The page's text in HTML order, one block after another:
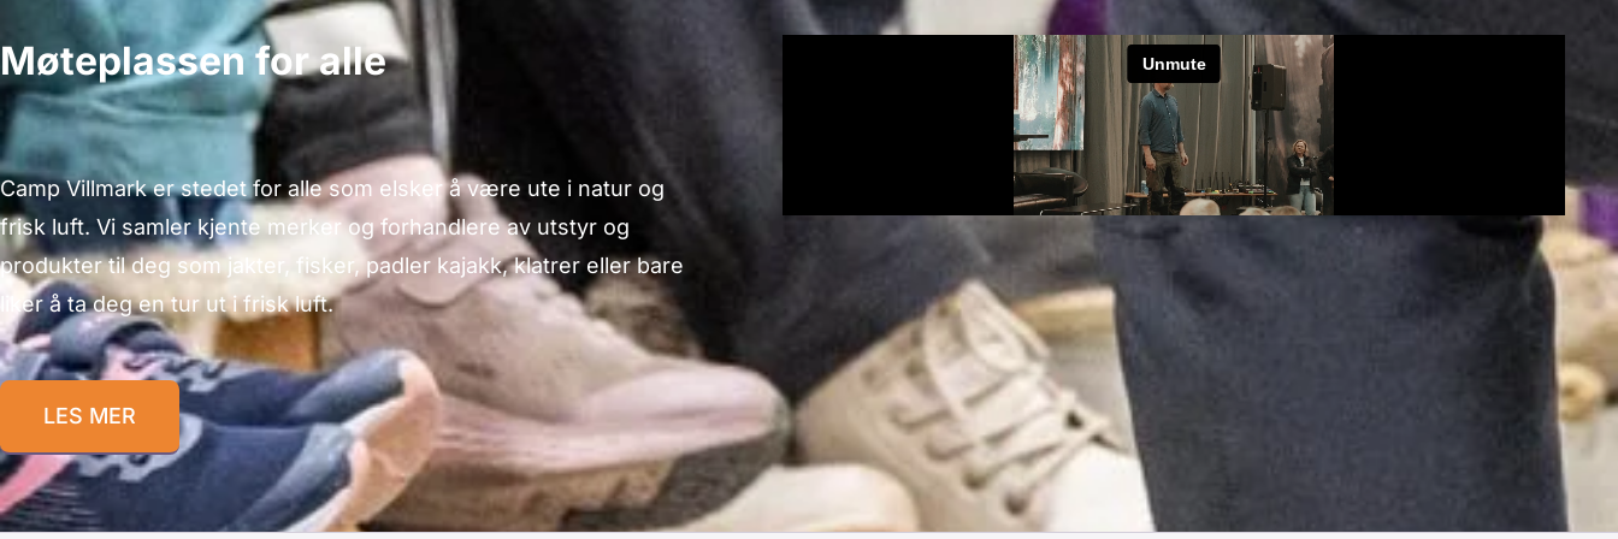
Møteplassen for alle
Camp Villmark er stedet for alle som elsker å være ute i natur og
frisk luft. Vi samler kjente merker og forhandlere av utstyr og
produkter til deg som jakter, fisker, padler kajakk, klatrer eller bare
liker å ta deg en tur ut i frisk luft.
LES MER